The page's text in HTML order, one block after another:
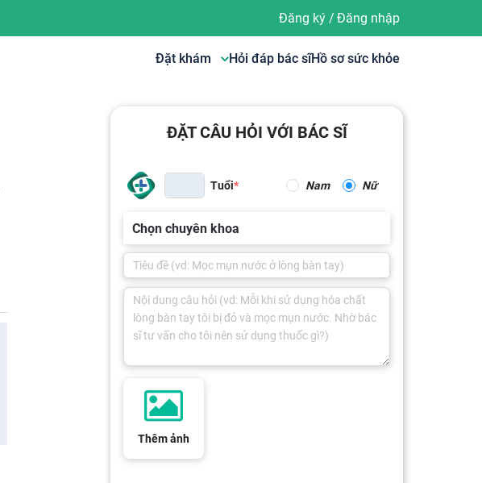
Đăng ký/ Đăng nhập
Đặt khám Hỏi đáp bác sĩHồ sơ sức khỏe
ĐẶT CÂU HỎI VỚI BÁC SĨ
Tuổi Nam Nữ
Chọn chuyên khoa
Thêm ảnh